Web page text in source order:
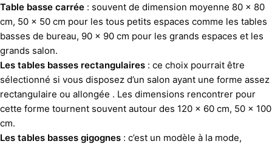
Table basse carrée : souvent de dimension moyenne 80 x 80
cm, 50 x 50 cm pour les tous petits espaces comme les tables
basses de bureau, 90 x 90 cm pour les grands espaces et les
grands salon.
Les tables basses rectangulaires : ce choix pourrait être
sélectionné si vous disposez d’un salon ayant une forme assez
rectangulaire ou allongée . Les dimensions rencontrer pour
cette forme tournent souvent autour des 120 x 60 cm, 50 x 100
cm.
Les tables basses gigognes : c’est un modèle à la mode,